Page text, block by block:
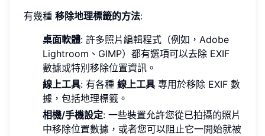
有幾種 移除地理標籤的方法:
桌面軟體: 許多照片編輯程式（例如，Adobe
Lightroom、GIMP）都有選項可以去除 EXIF
數據或特別移除位置資訊。
線上工具: 有各種 線上工具 專用於移除 EXIF 數
據，包括地理標籤。
相機/手機設定: 一些裝置允許您從已拍攝的照片
中移除位置數據，或者您可以阻止它一開始就被